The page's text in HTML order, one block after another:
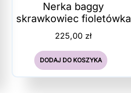
Nerka baggy
skrawkowiec fioletówka
225,00 zł
DODAJ DO KOSZYKA